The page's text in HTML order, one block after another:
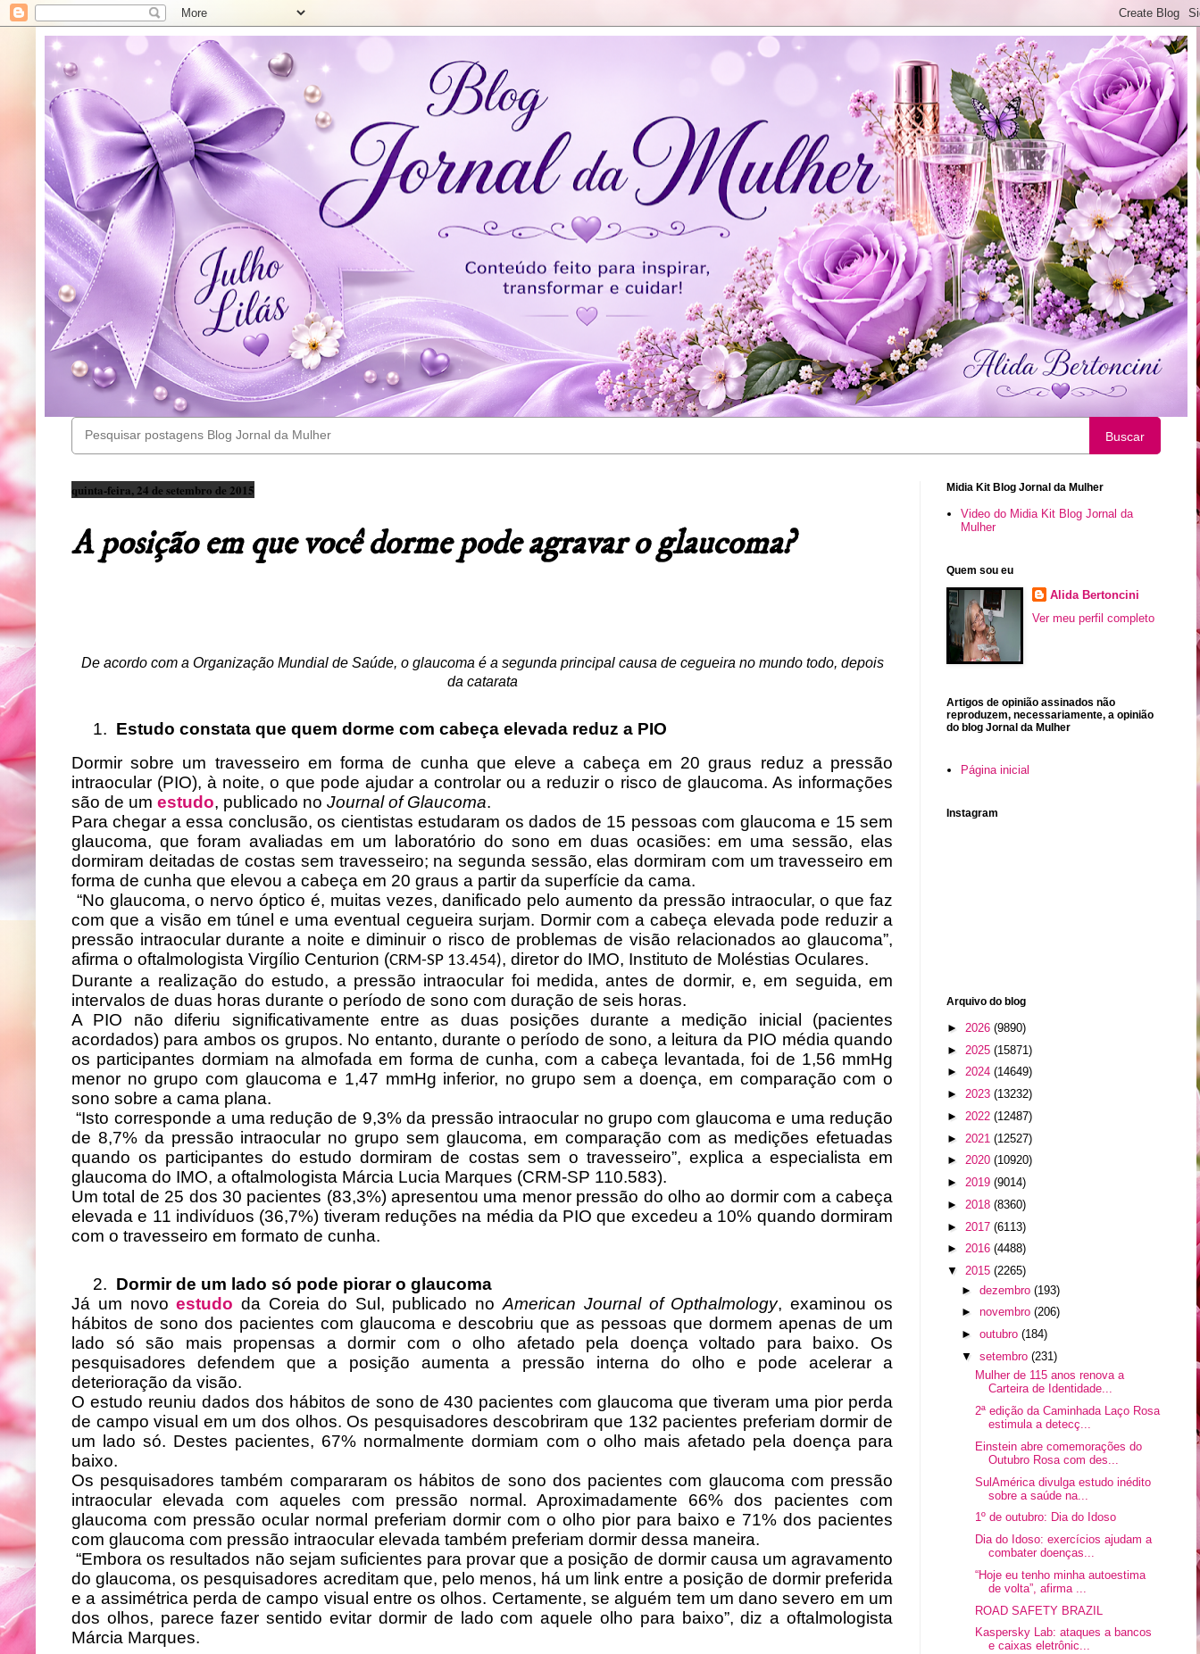
Buscar
quinta-feira, 24 de setembro de 2015
A posição em que você dorme pode agravar o glaucoma?
De acordo com a Organização Mundial de Saúde, o glaucoma é a segunda principal causa de cegueira no mundo todo, depois
da catarata
1. Estudo constata que quem dorme com cabeça elevada reduz a PIO
Dormir sobre um travesseiro em forma de cunha que eleve a cabeça em 20 graus reduz a pressão
intraocular (PIO), à noite, o que pode ajudar a controlar ou a reduzir o risco de glaucoma. As informações
são de um estudo, publicado no Journal of Glaucoma.
Para chegar a essa conclusão, os cientistas estudaram os dados de 15 pessoas com glaucoma e 15 sem
glaucoma, que foram avaliadas em um laboratório do sono em duas ocasiões: em uma sessão, elas
dormiram deitadas de costas sem travesseiro; na segunda sessão, elas dormiram com um travesseiro em
forma de cunha que elevou a cabeça em 20 graus a partir da superfície da cama.
“No glaucoma, o nervo óptico é, muitas vezes, danificado pelo aumento da pressão intraocular, o que faz
com que a visão em túnel e uma eventual cegueira surjam. Dormir com a cabeça elevada pode reduzir a
pressão intraocular durante a noite e diminuir o risco de problemas de visão relacionados ao glaucoma”,
afirma o oftalmologista Virgílio Centurion (CRM-SP 13.454), diretor do IMO, Instituto de Moléstias Oculares.
Durante a realização do estudo, a pressão intraocular foi medida, antes de dormir, e, em seguida, em
intervalos de duas horas durante o período de sono com duração de seis horas.
A PIO não diferiu significativamente entre as duas posições durante a medição inicial (pacientes
acordados) para ambos os grupos. No entanto, durante o período de sono, a leitura da PIO média quando
os participantes dormiam na almofada em forma de cunha, com a cabeça levantada, foi de 1,56 mmHg
menor no grupo com glaucoma e 1,47 mmHg inferior, no grupo sem a doença, em comparação com o
sono sobre a cama plana.
“Isto corresponde a uma redução de 9,3% da pressão intraocular no grupo com glaucoma e uma redução
de 8,7% da pressão intraocular no grupo sem glaucoma, em comparação com as medições efetuadas
quando os participantes do estudo dormiram de costas sem o travesseiro”, explica a especialista em
glaucoma do IMO, a oftalmologista Márcia Lucia Marques (CRM-SP 110.583).
Um total de 25 dos 30 pacientes (83,3%) apresentou uma menor pressão do olho ao dormir com a cabeça
elevada e 11 indivíduos (36,7%) tiveram reduções na média da PIO que excedeu a 10% quando dormiram
com o travesseiro em formato de cunha.
2. Dormir de um lado só pode piorar o glaucoma
Já um novoestudo da Coreia do Sul, publicado noAmerican Journal of Opthalmology, examinou os
hábitos de sono dos pacientes com glaucoma e descobriu que as pessoas que dormem apenas de um
lado só são mais propensas a dormir com o olho afetado pela doença voltado para baixo. Os
pesquisadores defendem que a posição aumenta a pressão interna do olho e pode acelerar a
deterioração da visão.
O estudo reuniu dados dos hábitos de sono de 430 pacientes com glaucoma que tiveram uma pior perda
de campo visual em um dos olhos. Os pesquisadores descobriram que 132 pacientes preferiam dormir de
um lado só. Destes pacientes, 67% normalmente dormiam com o olho mais afetado pela doença para
baixo.
Os pesquisadores também compararam os hábitos de sono dos pacientes com glaucoma com pressão
intraocular elevada com aqueles com pressão normal. Aproximadamente 66% dos pacientes com
glaucoma com pressão ocular normal preferiam dormir com o olho pior para baixo e 71% dos pacientes
com glaucoma com pressão intraocular elevada também preferiam dormir dessa maneira.
“Embora os resultados não sejam suficientes para provar que a posição de dormir causa um agravamento
do glaucoma, os pesquisadores acreditam que, pelo menos, há um link entre a posição de dormir preferida
e a assimétrica perda de campo visual entre os olhos. Certamente, se alguém tem um dano severo em um
dos olhos, parece fazer sentido evitar dormir de lado com aquele olho para baixo”, diz a oftalmologista
Márcia Marques.
Midia Kit Blog Jornal da Mulher
Video do Midia Kit Blog Jornal da
Mulher
Quem sou eu
Alida Bertoncini
Ver meu perfil completo
Artigos de opinião assinados não
reproduzem, necessariamente, a opinião
do blog Jornal da Mulher
Página inicial
Instagram
Arquivo do blog
► 2026 (9890)
► 2025 (15871)
► 2024 (14649)
► 2023 (13232)
► 2022 (12487)
► 2021 (12527)
► 2020 (10920)
► 2019 (9014)
► 2018 (8360)
► 2017 (6113)
► 2016 (4488)
▼ 2015 (2265)
► dezembro (193)
► novembro (206)
► outubro (184)
▼ setembro (231)
Mulher de 115 anos renova a
Carteira de Identidade...
2ª edição da Caminhada Laço Rosa
estimula a detecç...
Einstein abre comemorações do
Outubro Rosa com des...
SulAmérica divulga estudo inédito
sobre a saúde na...
1º de outubro: Dia do Idoso
Dia do Idoso: exercícios ajudam a
combater doenças...
“Hoje eu tenho minha autoestima
de volta”, afirma ...
ROAD SAFETY BRAZIL
Kaspersky Lab: ataques a bancos
e caixas eletrônic...